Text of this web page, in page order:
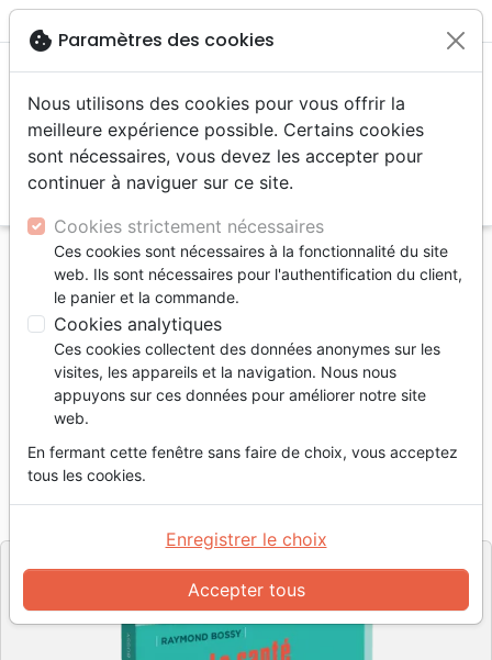
menu
Accueil Livres
Personne, santé
Santé à la dimension du coeur de Dieu (La) -
Réflexions d'un médecin chrétien
La santé à la dimension du coeur de
Dieu
Réflexions d'un médecin chrétien
Raymond Bossy
cookie Paramètres des cookies
Nous utilisons des cookies pour vous offrir la
meilleure expérience possible. Certains cookies
sont nécessaires, vous devez les accepter pour
continuer à naviguer sur ce site.
Cookies strictement nécessaires
Ces cookies sont nécessaires à la fonctionnalité du site
web. Ils sont nécessaires pour l'authentification du client,
le panier et la commande.
Cookies analytiques
Ces cookies collectent des données anonymes sur les
visites, les appareils et la navigation. Nous nous
appuyons sur ces données pour améliorer notre site
web.
En fermant cette fenêtre sans faire de choix, vous acceptez
tous les cookies.
Accepter tous
Enregistrer le choix